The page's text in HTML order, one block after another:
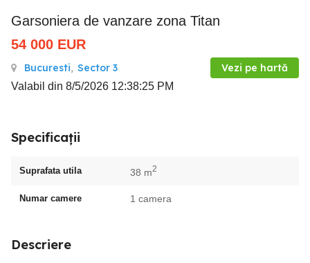
Garsoniera de vanzare zona Titan
54 000 EUR
Bucuresti, Sector 3 Vezi pe hartă
Valabil din 8/5/2026 12:38:25 PM
Specificații
Suprafata utila 38 m2
Numar camere 1 camera
Descriere